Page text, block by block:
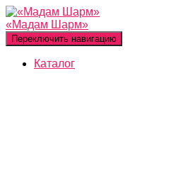
«Мадам Шарм»
Переключить навигацию
Каталог